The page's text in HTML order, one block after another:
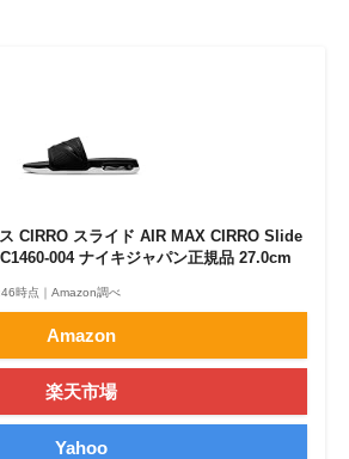
CIRRO スライド AIR MAX CIRRO Slide
004 ナイキジャパン正規品 27.0cm
時点｜Amazon調べ
Amazon
楽天市場
Yahoo